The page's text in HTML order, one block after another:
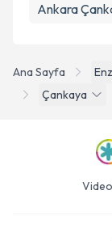
Ana Sayfa
Çankaya
Ankara